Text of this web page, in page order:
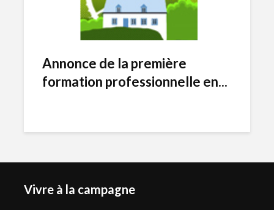
Annonce de la première
formation professionnelle en...
Vivre à la campagne